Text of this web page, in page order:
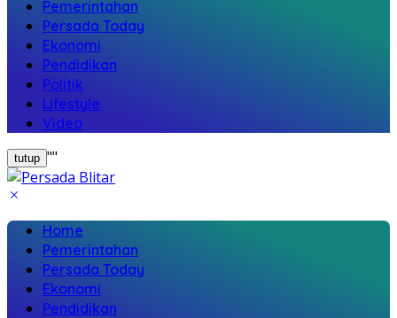
Pemerintahan
Persada Today
Ekonomi
Pendidikan
Politik
Lifestyle
Video
tutup ""
Home
Pemerintahan
Persada Today
Ekonomi
Pendidikan